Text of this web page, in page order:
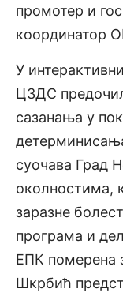
промотер и
координатор
У
ЦЗДС
сазанања у
суочава Град
околностима,
заразне
програма и
ЕПК померена
Шкрбић